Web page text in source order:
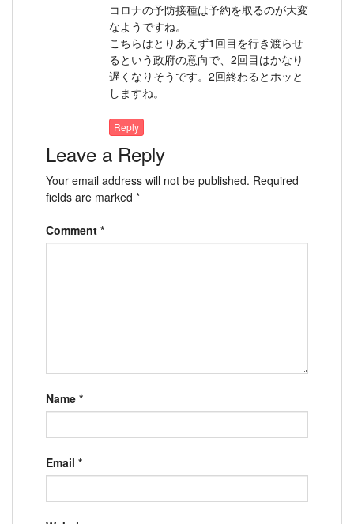
コロナの予防接種は予約を取るのが大変
なようですね。
こちらはとりあえず1回目を行き渡らせ
るという政府の意向で、2回目はかなり
遅くなりそうです。2回終わるとホッと
しますね。
Reply
Leave a Reply
Your email address will not be published. Required
fields are marked *
Comment *
Name *
Email *